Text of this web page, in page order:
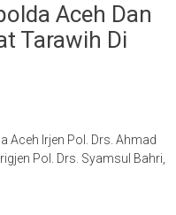
Aceh Dan
Tarawih Di
Aceh Irjen Pol. Drs. Ahmad
Pol. Drs. Syamsul Bahri,